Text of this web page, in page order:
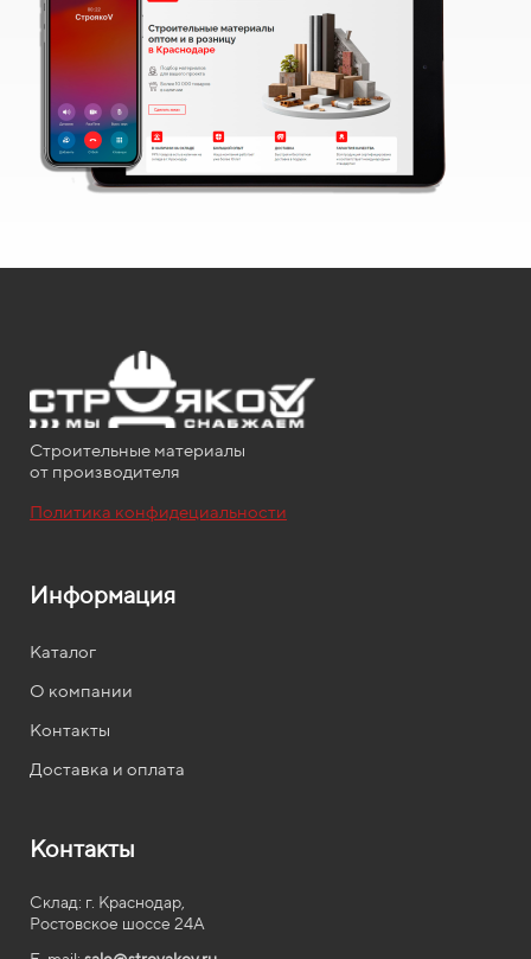
Строительные материалы
от производителя
Политика конфидециальности
Информация
Каталог
О компании
Контакты
Доставка и оплата
Контакты
Склад: г. Краснодар,
Ростовское шоссе 24А